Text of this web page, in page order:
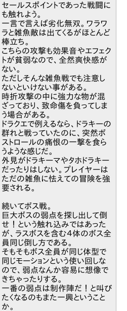
セールスポイントであった戦闘に
も触れよう。
一言で言えば劣化無双。ワラワ
ラと雑魚敵は出てくるがほとんど
棒立ち。
こちらの攻撃も効果音やエフェク
トが貧弱なので、全然爽快感が
ない。
ただしそんな雑魚戦でも注意し
ないといけない事がある。
時折攻撃の中に強力な物が混
ざっており、致命傷を負ってしま
う場合がある。
ドラクエで例えるなら、ドラキーの
群れと戦っていたのに、突然ボ
ストロールの痛恨の一撃を食ら
うような感じだ。
外見がドラキーマやタホドラキー
だったりはしない。プレイヤーは
ただの雑魚に怯えての冒険を強
要される。
続いてボス戦。
巨大ボスの弱点を探し出して倒
せ！という触れ込みではあった
が、ラスボスを含む４体のボス全
員同じ倒し方である。
そもそもボス全員が同じ体型で
同じモーションという使い回しな
ので、弱点なんか容易に想像で
きちゃったりする。
一番の弱点は制作陣だ！と叫び
たくなるのもまた一興ということ
か。